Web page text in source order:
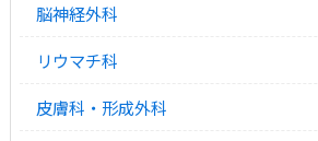
脳神経外科
リウマチ科
皮膚科・形成外科